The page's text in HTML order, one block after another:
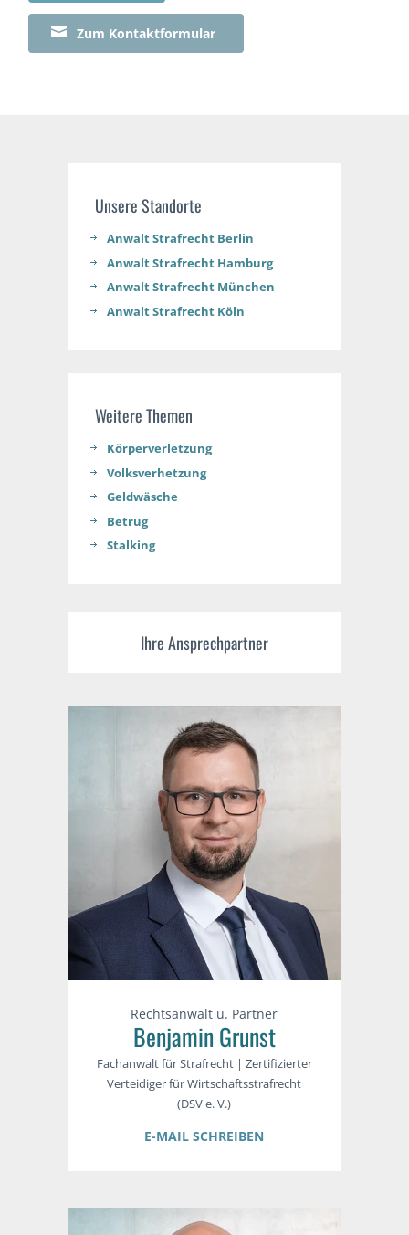
 Zum Kontaktformular
Unsere Standorte
Anwalt Strafrecht Berlin
Anwalt Strafrecht Hamburg
Anwalt Strafrecht München
Anwalt Strafrecht Köln
Weitere Themen
Körperverletzung
Volksverhetzung
Geldwäsche
Betrug
Stalking
Ihre Ansprechpartner
Rechtsanwalt u. Partner
Benjamin Grunst
Fachanwalt für Strafrecht | Zertifizierter
Verteidiger für Wirtschaftsstrafrecht
(DSV e. V.)
E-MAIL SCHREIBEN